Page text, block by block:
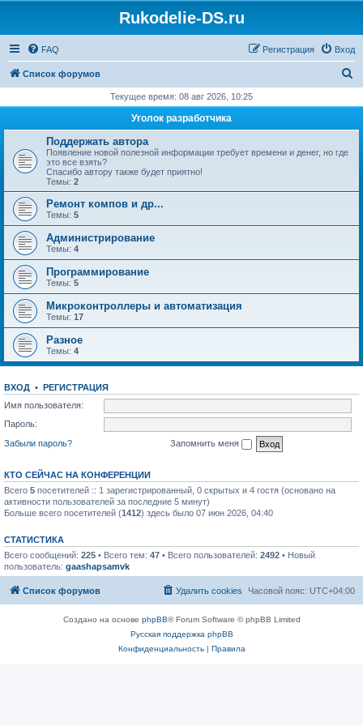
Rukodelie-DS.ru
FAQ Вход
Регистрация
Список форумов
с
Текущее время: 08 авг 2026, 10:25
Уголок разработчика
Поддержать автора
Появление новой полезной информации требует времени и денег, но где
это все взять?
Спасибо автору также будет приятно!
Темы: 2
Ремонт компов и др...
Темы: 5
Администрирование
Темы: 4
Программирование
Темы: 5
Микроконтроллеры и автоматизация
Темы: 17
Разное
Темы: 4
ВХОД • РЕГИСТРАЦИЯ
Имя пользователя:
Пароль:
Забыли пароль?
Запомнить меня
КТО СЕЙЧАС НА КОНФЕРЕНЦИИ
Всего 5 посетителей :: 1 зарегистрированный, 0 скрытых и 4 гостя (основано на
активности пользователей за последние 5 минут)
Больше всего посетителей (1412) здесь было 07 июн 2026, 04:40
СТАТИСТИКА
Всего сообщений: 225 • Всего тем: 47 • Всего пользователей: 2492 • Новый
пользователь: gaashapsamvk
Список форумов Часовой пояс: UTC+04:00
Удалить cookies
Создано на основе phpBB® Forum Software © phpBB Limited
Русская поддержка phpBB
Конфиденциальность| Правила